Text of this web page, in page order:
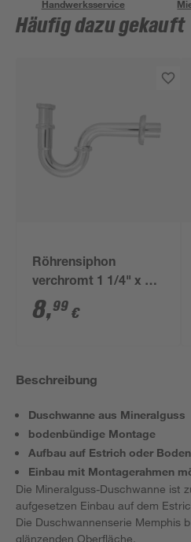
Handwerksservice
Häufig dazu gekauft
Röhrensiphon
verchromt 1 1/4" x 32
mm
8,99 €
Beschreibung
Duschwanne aus Mineralguss
bodenbündige Montage
Aufbau auf Estrich oder
Einbau mit Montagerahmen
Die Mineralguss-Duschwanne ist
aufgesetzen Einbau auf dem
Die Duschwannenserie Memphis
glänzenden Oberfläche.